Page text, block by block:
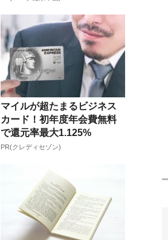
マイルが超たまるビジネス
カード！初年度年会費無料
で還元率最大1.125%
PR(クレディセゾン)